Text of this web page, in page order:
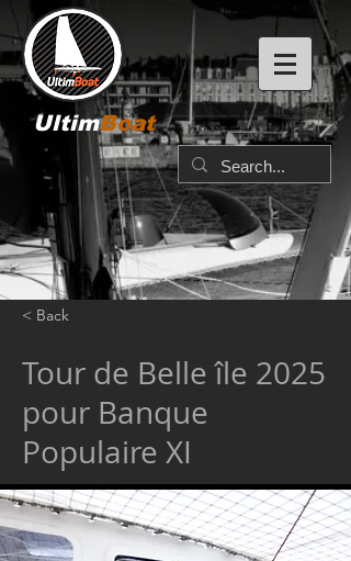
UltimBoat
< Back
Tour de Belle île 2025
pour Banque
Populaire XI